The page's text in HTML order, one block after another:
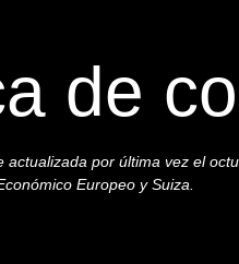
de
actualizada por última vez el
Europeo y Suiza.